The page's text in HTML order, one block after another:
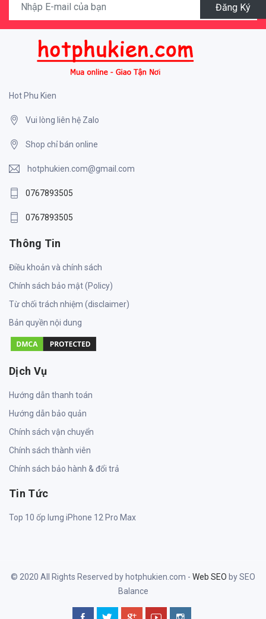
Đăng Ký
Hot Phu Kien
Vui lòng liên hệ Zalo
Shop chỉ bán online
hotphukien.com@gmail.com
0767893505
0767893505
Thông Tin
Điều khoản và chính sách
Chính sách bảo mật (Policy)
Từ chối trách nhiệm (disclaimer)
Bản quyền nội dung
Dịch Vụ
Hướng dẫn thanh toán
Hướng dẫn bảo quản
Chính sách vận chuyển
Chính sách thành viên
Chính sách bảo hành & đổi trả
Tin Tức
Top 10 ốp lưng iPhone 12 Pro Max
© 2020 All Rights Reserved by hotphukien.com - Web SEO by SEO
Balance